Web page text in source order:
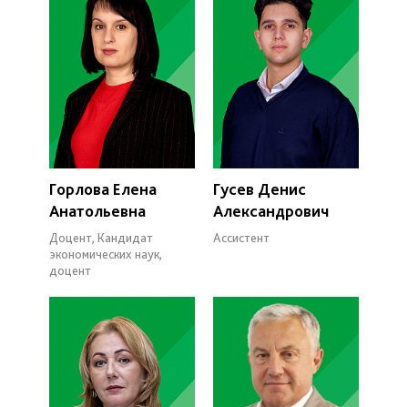
Горлова Елена
Анатольевна
Доцент, Кандидат
экономических наук,
доцент
Гусев Денис
Александрович
Ассистент